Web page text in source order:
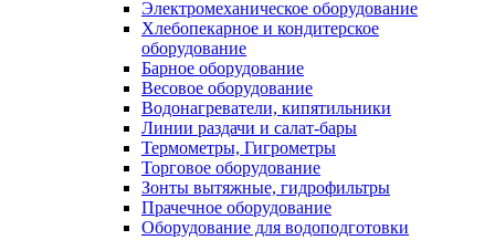
Электромеханическое оборудование
Хлебопекарное и кондитерское
оборудование
Барное оборудование
Весовое оборудование
Водонагреватели, кипятильники
Линии раздачи и салат-бары
Термометры, Гигрометры
Торговое оборудование
Зонты вытяжные, гидрофильтры
Прачечное оборудование
Оборудование для водоподготовки